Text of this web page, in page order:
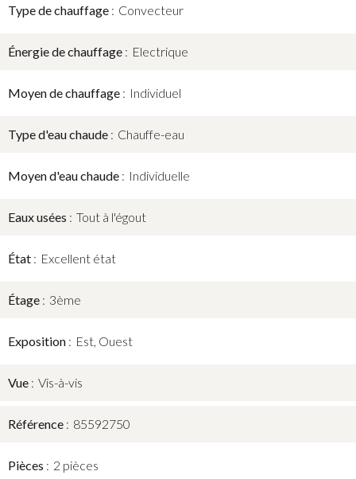
Type de chauffage Convecteur
Énergie de chauffage Electrique
Moyen de chauffage Individuel
Type d'eau chaude Chauffe-eau
Moyen d'eau chaude Individuelle
Eaux usées Tout à l'égout
État Excellent état
Étage 3ème
Exposition Est, Ouest
Vue Vis-à-vis
Référence 85592750
Pièces 2 pièces